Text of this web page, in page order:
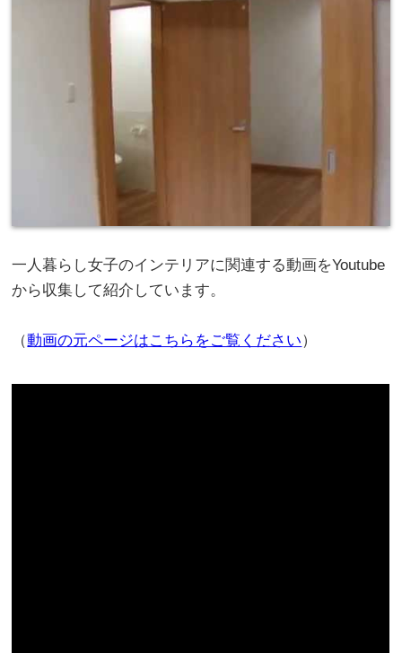
一人暮らし女子のインテリアに関連する動画をYoutube
から収集して紹介しています。
（動画の元ページはこちらをご覧ください）